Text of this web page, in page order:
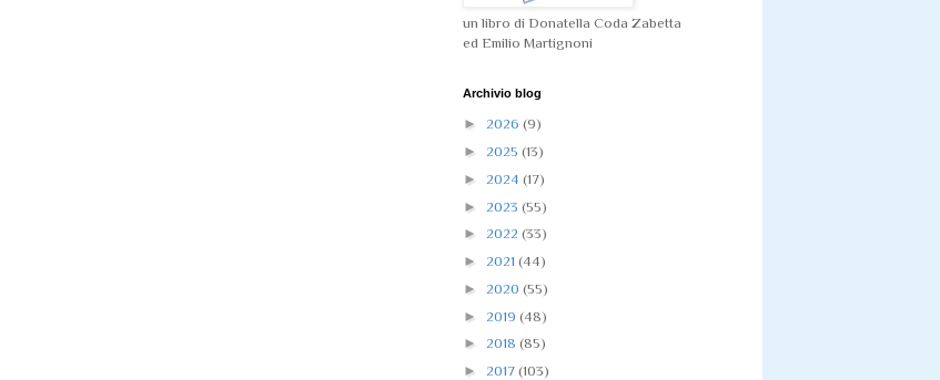
un libro di Donatella Coda Zabetta
ed Emilio Martignoni
Archivio blog
► 2026 (9)
► 2025 (13)
► 2024 (17)
► 2023 (55)
► 2022 (33)
► 2021 (44)
► 2020 (55)
► 2019 (48)
► 2018 (85)
► 2017 (103)